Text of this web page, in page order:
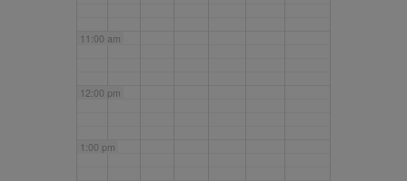
11:00 am
12:00 pm
1:00 pm